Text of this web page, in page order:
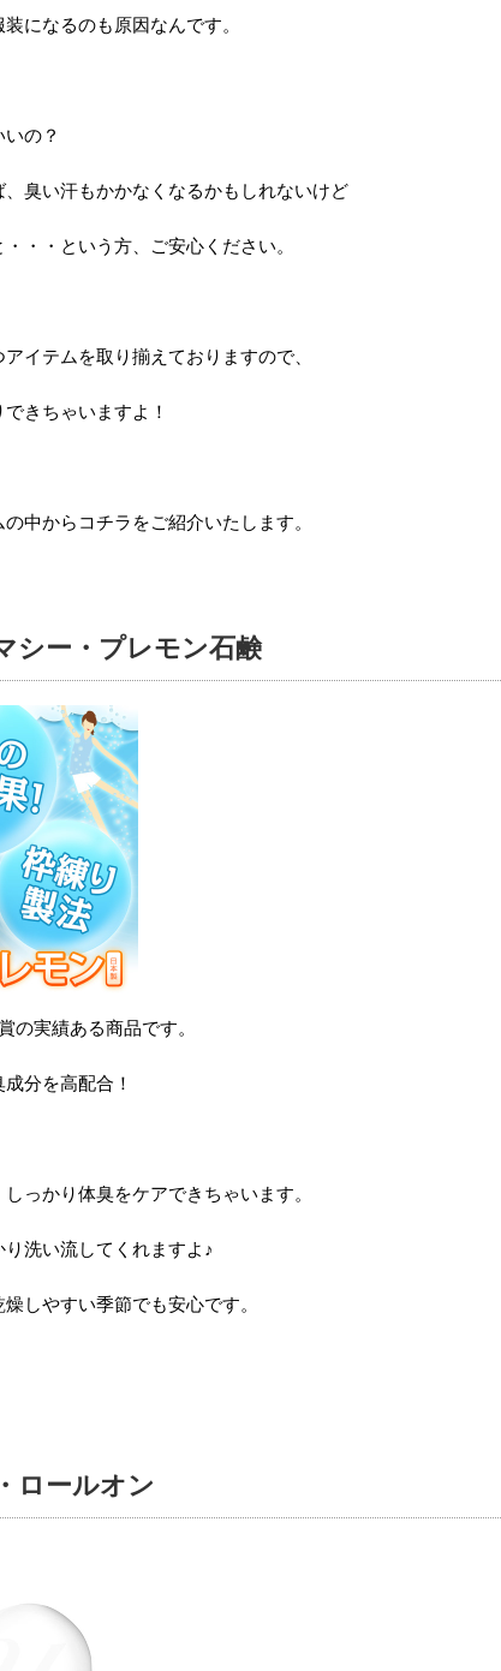
になるのも原因なんです。
の？
臭い汗もかかなくなるかもしれないけど
・・という方、ご安心ください。
イテムを取り揃えておりますので、
きちゃいますよ！
中からコチラをご紹介いたします。
シー・プレモン石鹸
の実績ある商品です。
分を高配合！
っかり体臭をケアできちゃいます。
洗い流してくれますよ♪
しやすい季節でも安心です。
ロールオン